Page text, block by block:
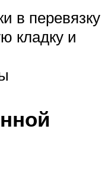
в перевязку
кладку и